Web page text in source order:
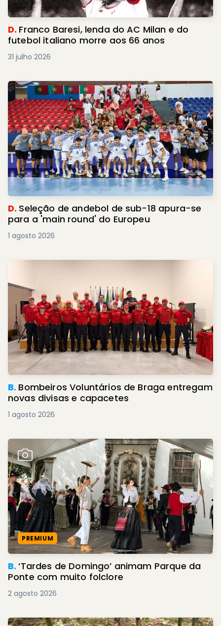
D. Franco Baresi, lenda do AC Milan e do
futebol italiano morre aos 66 anos
31 julho 2026
D. Seleção de andebol de sub-18 apura-se
para a 'main round' do Europeu
1 agosto 2026
B. Bombeiros Voluntários de Braga entregam
novas divisas e capacetes
1 agosto 2026
PREMIUM
B.‘Tardes de Domingo’ animam Parque da
Ponte com muito folclore
2 agosto 2026